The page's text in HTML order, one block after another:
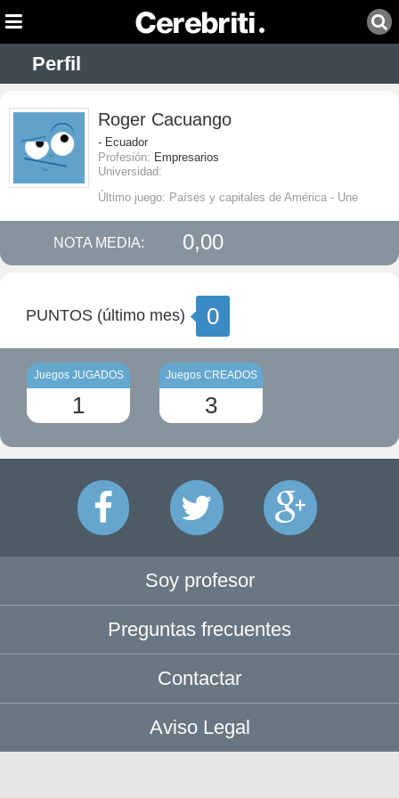
Perfil
Roger Cacuango
- Ecuador
Profesión: Empresarios
Universidad:
Último juego: Países y capitales de América - Une
NOTA MEDIA: 0,00
PUNTOS (último mes) 0
Juegos JUGADOS
1
Juegos CREADOS
3
Soy profesor
Preguntas frecuentes
Contactar
Aviso Legal